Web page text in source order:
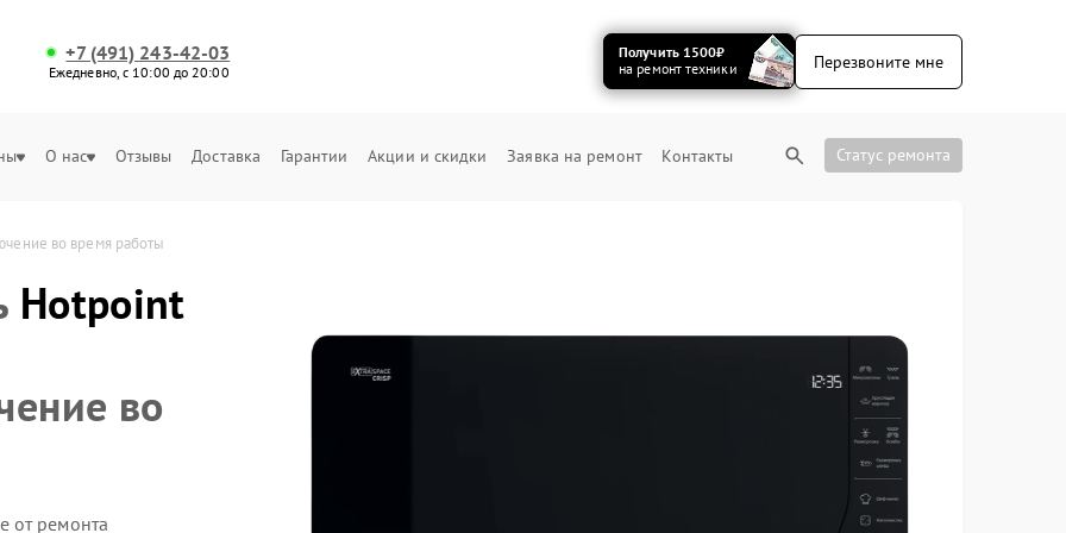
+7 (491) 243-42-03
Ежедневно, с 10:00 до 20:00
Получить 1500₽
на ремонт техники
Перезвоните мне
О нас Отзывы Доставка Гарантии Акции и скидки Заявка на ремонт Контакты Статус ремонта
во время работы
Hotpoint
во
от ремонта